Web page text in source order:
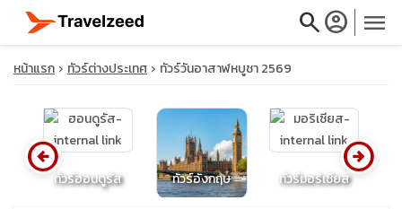
searchaccount_circle menu
close
หน้าแรก ทัวร์ต่างประเทศ ทัวร์วันอาสาฬหบูชา 2569
ทัวร์ฮอนดูรัส ทัวร์อังกฤษ ทัวร์มอริเซียส
arrow_circle_left arrow_circle_right